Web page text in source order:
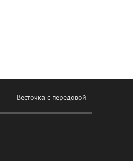
Весточка с передовой